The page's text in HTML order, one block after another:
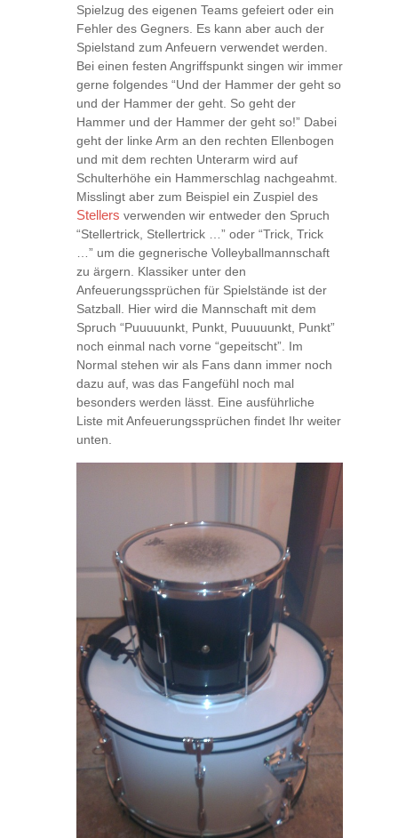
Spielzug des eigenen Teams gefeiert oder ein
Fehler des Gegners. Es kann aber auch der
Spielstand zum Anfeuern verwendet werden.
Bei einen festen Angriffspunkt singen wir immer
gerne folgendes “Und der Hammer der geht so
und der Hammer der geht. So geht der
Hammer und der Hammer der geht so!” Dabei
geht der linke Arm an den rechten Ellenbogen
und mit dem rechten Unterarm wird auf
Schulterhöhe ein Hammerschlag nachgeahmt.
Misslingt aber zum Beispiel ein Zuspiel des
Stellers verwenden wir entweder den Spruch
“Stellertrick, Stellertrick …” oder “Trick, Trick
…” um die gegnerische Volleyballmannschaft
zu ärgern. Klassiker unter den
Anfeuerungssprüchen für Spielstände ist der
Satzball. Hier wird die Mannschaft mit dem
Spruch “Puuuuunkt, Punkt, Puuuuunkt, Punkt”
noch einmal nach vorne “gepeitscht”. Im
Normal stehen wir als Fans dann immer noch
dazu auf, was das Fangefühl noch mal
besonders werden lässt. Eine ausführliche
Liste mit Anfeuerungssprüchen findet Ihr weiter
unten.